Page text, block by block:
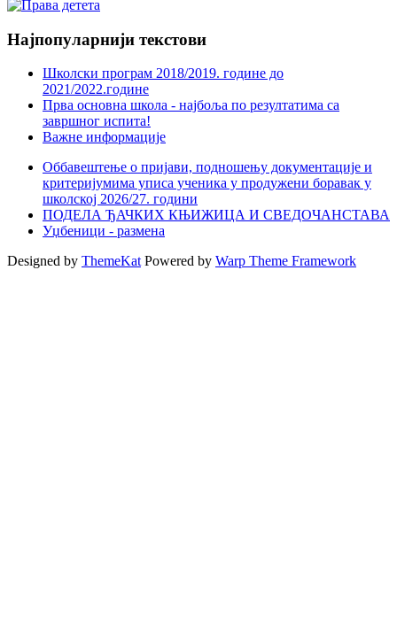
Најпопуларнији текстови
Школски програм 2018/2019. године дo
2021/2022.године
Прва основна школа - најбоља по резултатима са
завршног испита!
Важне информације
Оббавештење о пријави, подношењу документације и
критеријумима уписа ученика у продужени боравак у
школској 2026/27. години
ПОДЕЛА ЂАЧКИХ КЊИЖИЦА И СВЕДОЧАНСТАВА
Уџбеници - размена
Designed by ThemeKat Powered by Warp Theme Framework